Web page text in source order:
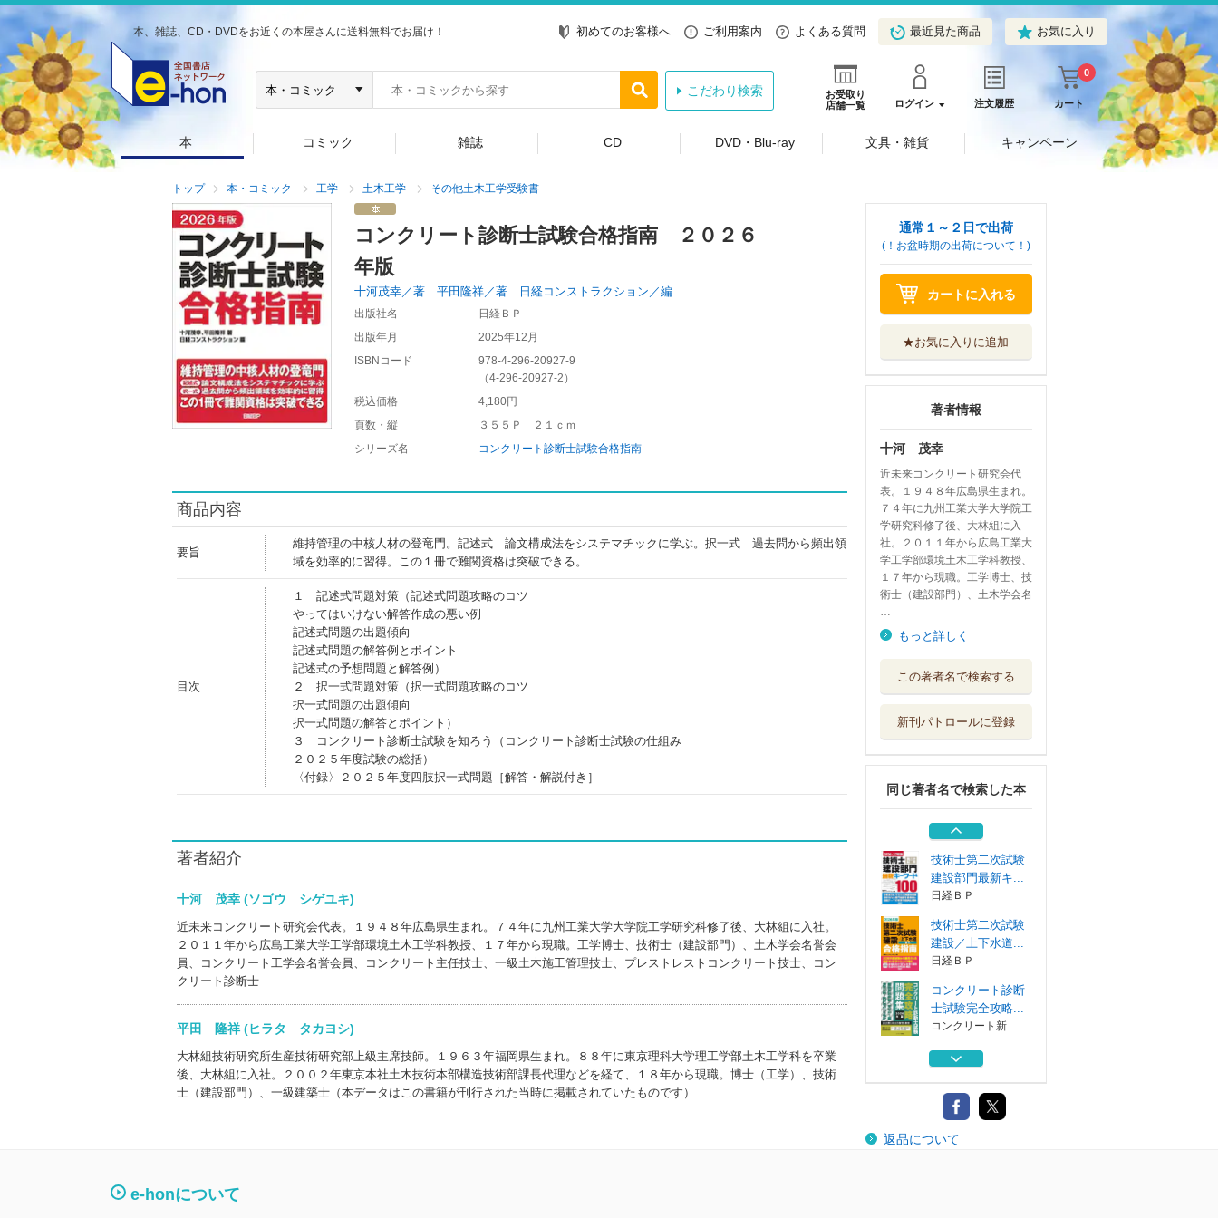
本、雑誌、CD・DVDをお近くの本屋さんに送料無料でお届け！ 初めてのお客様へ ご利用案内 よくある質問 最近見た商品 お気に入り
お受取り
店舗一覧
ログイン 注文履歴 カート
0
こだわり検索
本 コミック 雑誌 CD DVD・Blu-ray 文具・雑貨 キャンペーン
トップ 本・コミック 工学 土木工学 その他土木工学受験書
コンクリート診断士試験合格指南 ２０２６
年版
十河茂幸／著 平田隆祥／著 日経コンストラクション／編
出版社名
日経ＢＰ
出版年月
2025年12月
ISBNコード
978-4-296-20927-9
（4-296-20927-2 ）
税込価格
4,180円
頁数・縦
３５５Ｐ ２１ｃｍ
シリーズ名
コンクリート診断士試験合格指南
商品内容
要旨
維持管理の中核人材の登竜門。記述式 論文構成法をシステマチックに学ぶ。択一式 過去問から頻出領
域を効率的に習得。この１冊で難関資格は突破できる。
目次
１ 記述式問題対策（記述式問題攻略のコツ
やってはいけない解答作成の悪い例
記述式問題の出題傾向
記述式問題の解答例とポイント
記述式の予想問題と解答例）
２ 択一式問題対策（択一式問題攻略のコツ
択一式問題の出題傾向
択一式問題の解答とポイント）
３ コンクリート診断士試験を知ろう（コンクリート診断士試験の仕組み
２０２５年度試験の総括）
〈付録〉２０２５年度四肢択一式問題［解答・解説付き］
著者紹介
十河 茂幸 (ソゴウ シゲユキ)
近未来コンクリート研究会代表。１９４８年広島県生まれ。７４年に九州工業大学大学院工学研究科修了後、大林組に入社。
２０１１年から広島工業大学工学部環境土木工学科教授、１７年から現職。工学博士、技術士（建設部門）、土木学会名誉会
員、コンクリート工学会名誉会員、コンクリート主任技士、一級土木施工管理技士、プレストレストコンクリート技士、コン
クリート診断士
平田 隆祥 (ヒラタ タカヨシ)
大林組技術研究所生産技術研究部上級主席技師。１９６３年福岡県生まれ。８８年に東京理科大学理工学部土木工学科を卒業
後、大林組に入社。２００２年東京本社土木技術本部構造技術部課長代理などを経て、１８年から現職。博士（工学）、技術
士（建設部門）、一級建築士（本データはこの書籍が刊行された当時に掲載されていたものです）
通常１～２日で出荷
(！お盆時期の出荷について！)
カートに入れる
★お気に入りに追加
著者情報
十河 茂幸
近未来コンクリート研究会代
表。１９４８年広島県生まれ。
７４年に九州工業大学大学院工
学研究科修了後、大林組に入
社。２０１１年から広島工業大
学工学部環境土木工学科教授、
１７年から現職。工学博士、技
術士（建設部門）、土木学会名
…
もっと詳しく
この著者名で検索する
新刊パトロールに登録
同じ著者名で検索した本
士試験完全攻略...
建設ネイチャーポ
日経ＢＰ
地方を救う官民共
創ビジネス 地...
日経ＢＰ
技術士第二次試験
建設部門最新キ...
日経ＢＰ
技術士第二次試験
建設／上下水道...
日経ＢＰ
コンクリート診断
士試験完全攻略...
コンクリート新...
建設ネイチャーポ
日経ＢＰ
地方を救う官民共
創ビジネス 地...
返品について
e-honについて